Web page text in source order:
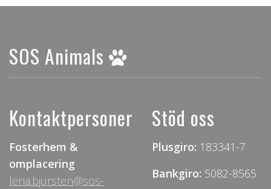
SOS Animals
Kontaktpersoner
Fosterhem &
omplacering
lena.bjursten@sos-
Stöd oss
Plusgiro: 183341-7
Bankgiro: 5082-8565